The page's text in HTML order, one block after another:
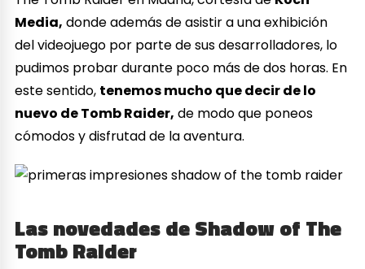
Media, donde además de asistir a una exhibición
del videojuego por parte de sus desarrolladores, lo
pudimos probar durante poco más de dos horas. En
este sentido, tenemos mucho que decir de lo
nuevo de Tomb Raider, de modo que poneos
cómodos y disfrutad de la aventura.
Las novedades de Shadow of The
Tomb Raider